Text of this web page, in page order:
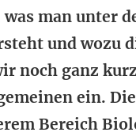
man unter
und wozu
noch ganz
ein.
Bereich